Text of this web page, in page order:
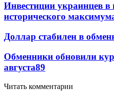
Инвестиции украинцев в
исторического
Доллар стабилен в
Обменники обновили
августа89
Читать комментарии